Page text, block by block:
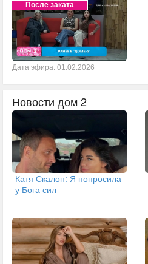
После заката
Дата эфира: 01.02.2026
Новости дом 2
Катя Скалон: Я попросила
у Бога сил